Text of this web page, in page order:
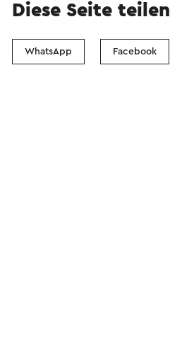
Diese Seite teilen
WhatsApp Facebook